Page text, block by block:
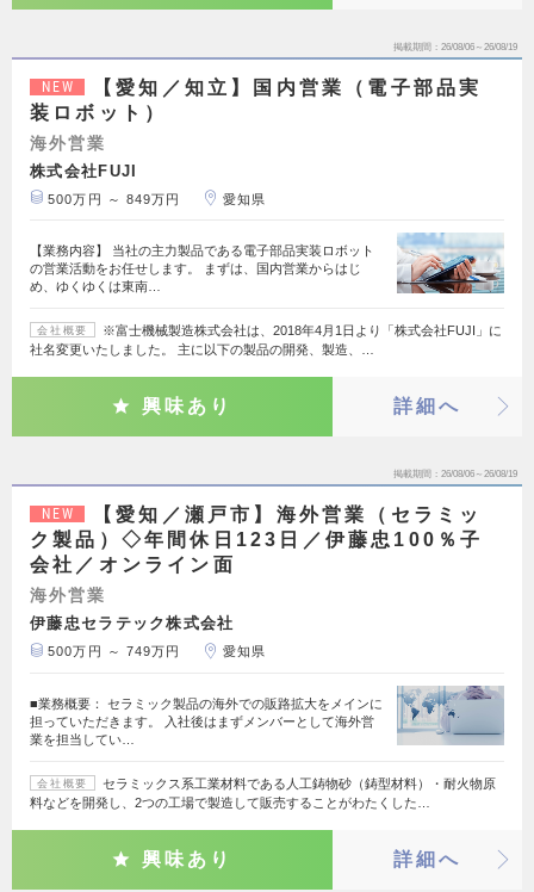
掲載期間 26/08/06～26/08/19
NEW
【愛知／知立】国内営業（電子部品実
装ロボット）
海外営業
株式会社FUJI
500万円 ～ 849万円 愛知県
【業務内容】 当社の主力製品である電子部品実装ロボット
の営業活動をお任せします。 まずは、国内営業からはじ
め、ゆくゆくは東南…
会社概要
※富士機械製造株式会社は、2018年4月1日より「株式会社FUJI」に
社名変更いたしました。 主に以下の製品の開発、製造、…
興味あり 詳細へ
掲載期間 26/08/06～26/08/19
NEW
【愛知／瀬戸市】海外営業（セラミッ
ク製品）◇年間休日123日／伊藤忠100％子
会社／オンライン面
海外営業
伊藤忠セラテック株式会社
500万円 ～ 749万円 愛知県
■業務概要： セラミック製品の海外での販路拡大をメインに
担っていただきます。 入社後はまずメンバーとして海外営
業を担当してい…
会社概要
セラミックス系工業材料である人工鋳物砂（鋳型材料）・耐火物原
料などを開発し、2つの工場で製造して販売することがわたくした…
興味あり 詳細へ